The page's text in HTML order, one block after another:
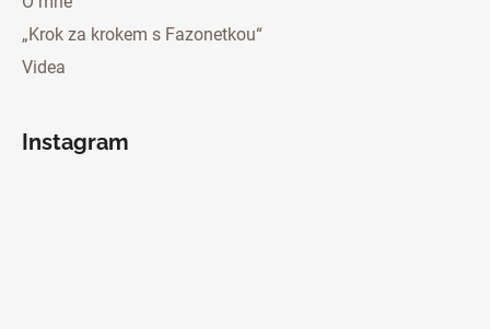
„Krok za krokem s Fazonetkou“
Videa
Instagram